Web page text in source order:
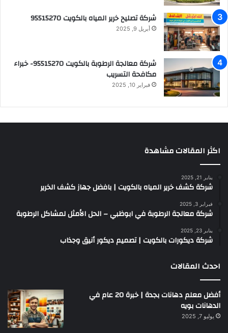
شركة تصليح خرير المياه بالكويت 95515270
أبريل 9, 2025
شركة معالجة الرطوبة بالكويت 95515270- خبراء
مكافحة التسريب
فبراير 10, 2025
اكثر المقالات مشاهدة
يناير 21, 2025
شركة كشف خرير المياه بالكويت | بافضل جهاز كشف الخرير
فبراير 3, 2025
شركة معالجة الرطوبة في ابوظبي – الحل الأمثل لمشاكل الرطوبة
يناير 23, 2025
شركة ديكورات بالكويت | تصميم ديكور أنيق وجذاب
احدث المقالات
أفضل معلم دهانات بجدة | خبرة 20 عام في
الدهانات بويه
يوليو 7, 2025